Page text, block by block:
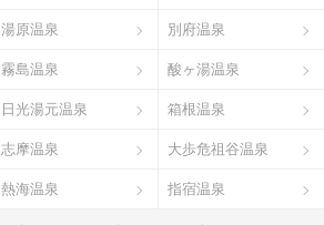
湯原温泉 別府温泉
霧島温泉 酸ヶ湯温泉
日光湯元温泉 箱根温泉
志摩温泉 大歩危祖谷温泉
熱海温泉 指宿温泉